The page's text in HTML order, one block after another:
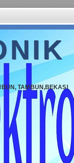
TAMBUN,BEKASI